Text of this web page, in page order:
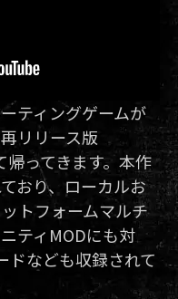
ティングゲームが
リリース版
帰ってきます。本作
おり、ローカルお
トフォームマルチ
ティMODにも対
ドなども収録されて